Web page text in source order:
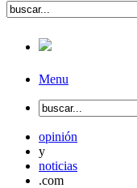
Menu
opinión
y
noticias
.com